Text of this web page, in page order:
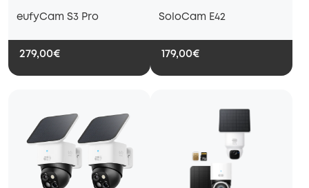
eufyCam S3 Pro
279,00€
SoloCam E42
179,00€